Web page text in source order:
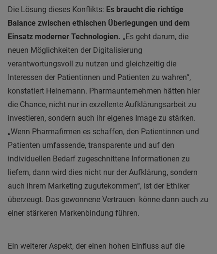
Die Lösung dieses Konflikts: Es braucht die richtige
Balance zwischen ethischen Überlegungen und dem
Einsatz moderner Technologien. „Es geht darum, die
neuen Möglichkeiten der Digitalisierung
verantwortungsvoll zu nutzen und gleichzeitig die
Interessen der Patientinnen und Patienten zu wahren“,
konstatiert Heinemann. Pharmaunternehmen hätten hier
die Chance, nicht nur in exzellente Aufklärungsarbeit zu
investieren, sondern auch ihr eigenes Image zu stärken.
„Wenn Pharmafirmen es schaffen, den Patientinnen und
Patienten umfassende, transparente und auf den
individuellen Bedarf zugeschnittene Informationen zu
liefern, dann wird dies nicht nur der Aufklärung, sondern
auch ihrem Marketing zugutekommen“, ist der Ethiker
überzeugt. Das gewonnene Vertrauen könne dann auch zu
einer stärkeren Markenbindung führen.
Ein weiterer Aspekt, der einen hohen Einfluss auf die